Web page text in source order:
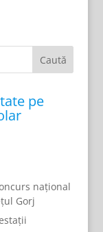
pe
național
Gorj